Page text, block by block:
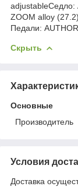
adjustableСедло:
ZOOM alloy
Педали:
Скрыть
Основные
Производитель
Условия
Доставка